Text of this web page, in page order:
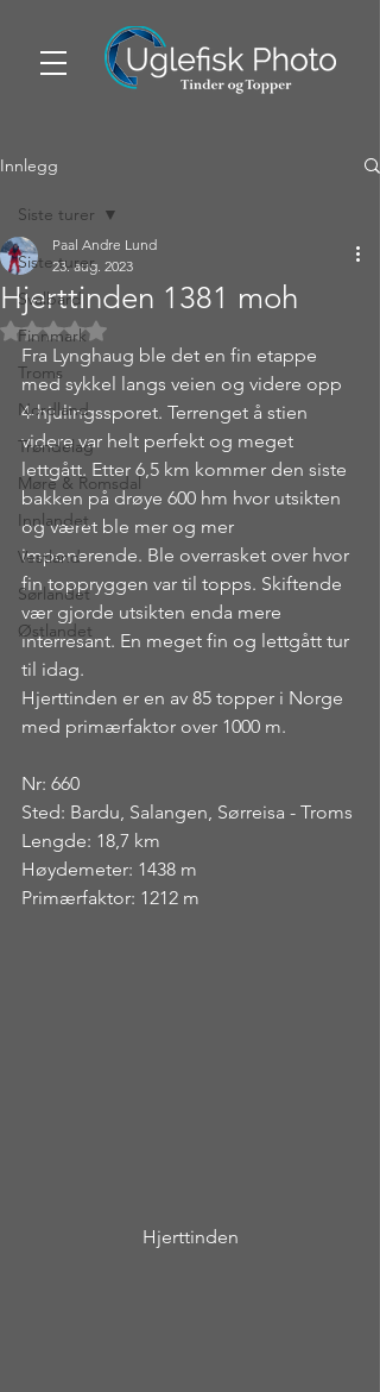
Innlegg
Siste turer
Svalbard
Finnmark
Troms
Nordland
Trøndelag
Møre & Romsdal
Innlandet
Vestland
Sørlandet
Østlandet
Siste turer
Hjerttinden 1381 moh
Paal Andre Lund
23. aug. 2023
Gitt NaN av 5 stjerner.
Fra Lynghaug ble det en fin etappe
med sykkel langs veien og videre opp
4-hjulingssporet. Terrenget å stien
videre var helt perfekt og meget
lettgått. Etter 6,5 km kommer den siste
bakken på drøye 600 hm hvor utsikten
og været ble mer og mer
imponerende. Ble overrasket over hvor
fin toppryggen var til topps. Skiftende
vær gjorde utsikten enda mere
interresant. En meget fin og lettgått tur
til idag.
Hjerttinden er en av 85 topper i Norge
med primærfaktor over 1000 m.
Nr: 660
Sted: Bardu, Salangen, Sørreisa - Troms
Lengde: 18,7 km
Høydemeter: 1438 m
Primærfaktor: 1212 m
Hjerttinden